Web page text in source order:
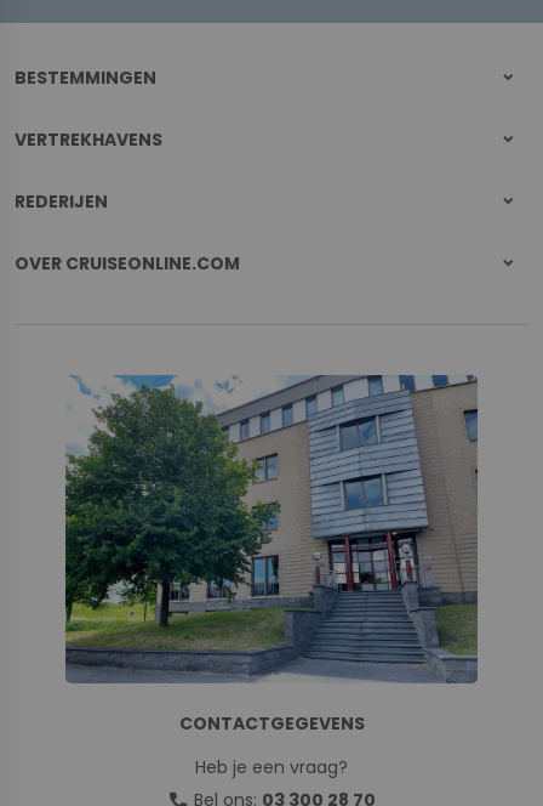
BESTEMMINGEN
VERTREKHAVENS
REDERIJEN
OVER CRUISEONLINE.COM
CONTACTGEGEVENS
Heb je een vraag?
Bel ons: 03 300 28 70